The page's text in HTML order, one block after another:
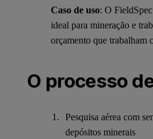
Caso de uso: O
ideal para mineração e
orçamento que trabalham
O processo
Pesquisa aérea com
depósitos minerais